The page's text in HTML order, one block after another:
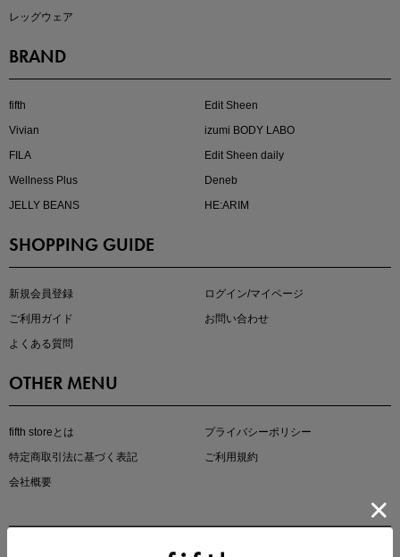
kokoさんセレクト
今季の注目アイテムをご紹介
この夏の主役確定！
レッグウェア
BRAND
fifth
Edit Sheen
Vivian
izumi BODY LABO
FILA
Edit Sheen daily
Wellness Plus
Deneb
JELLY BEANS
HE:ARIM
SHOPPING GUIDE
新規会員登録
ログイン/マイページ
ご利用ガイド
お問い合わせ
よくある質問
OTHER MENU
fifth storeとは
プライバシーポリシー
特定商取引法に基づく表記
ご利用規約
会社概要